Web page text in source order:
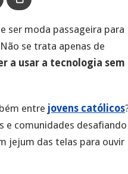
ser moda passageira para
se trata apenas de
a usar a tecnologia sem
entre jovens católicos
e comunidades desafiando
jejum das telas para ouvir